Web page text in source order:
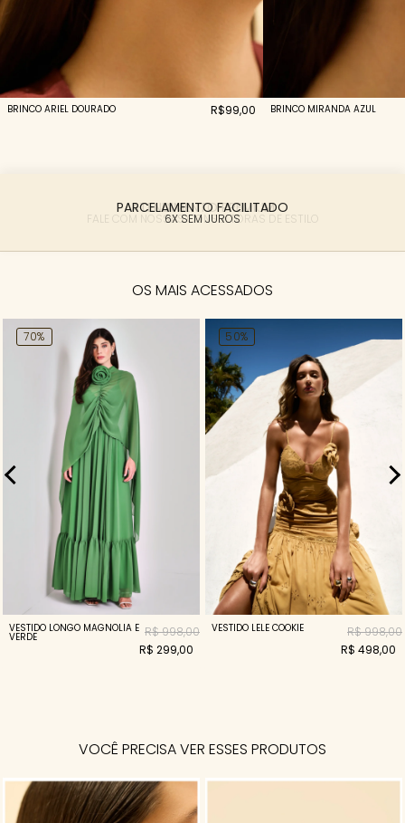
BRINCO ARIEL DOURADO R$99,00 BRINCO MIRANDA AZUL
PARCELAMENTO FACILITADO
6X SEM JUROS
OS MAIS ACESSADOS
70%
VESTIDO LONGO MAGNOLIA E
VERDE
R$ 998,00
R$ 299,00
50%
VESTIDO LELE COOKIE
R$ 998,00
R$ 498,00
VOCÊ PRECISA VER ESSES PRODUTOS